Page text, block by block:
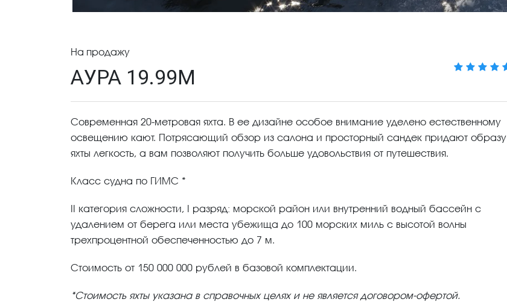
На продажу
АУРА 19.99М
Современная 20-метровая яхта. В ее дизайне особое внимание уделено естественному
освещению кают. Потрясающий обзор из салона и просторный сандек придают образу
яхты легкость, а вам позволяют получить больше удовольствия от путешествия.
Класс судна по ГИМС *
II категория сложности, I разряд: морской район или внутренний водный бассейн с
удалением от берега или места убежища до 100 морских миль с высотой волны
трехпроцентной обеспеченностью до 7 м.
Стоимость от 150 000 000 рублей в базовой комплектации.
*Стоимость яхты указана в справочных целях и не является договором-офертой.